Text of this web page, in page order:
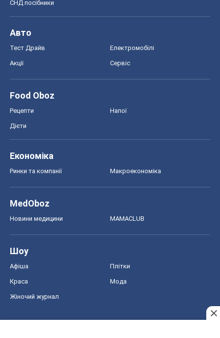
СНД посібники
Авто
Тест Драйв Електромобілі
Акції Сервіс
Food Oboz
Рецепти Напої
Дієти
Економіка
Ринки та компанії Макроекономіка
MedOboz
Новини медицини MAMACLUB
Шоу
Афіша Плітки
Краса Мода
Жіночий журнал